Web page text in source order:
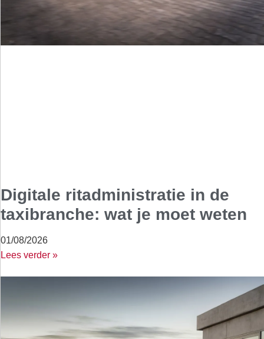
Digitale ritadministratie in de
taxibranche: wat je moet weten
01/08/2026
Lees verder »